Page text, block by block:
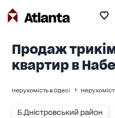
Продаж
квартир в
Нерухомість в Одесі
Б.Дністровський район